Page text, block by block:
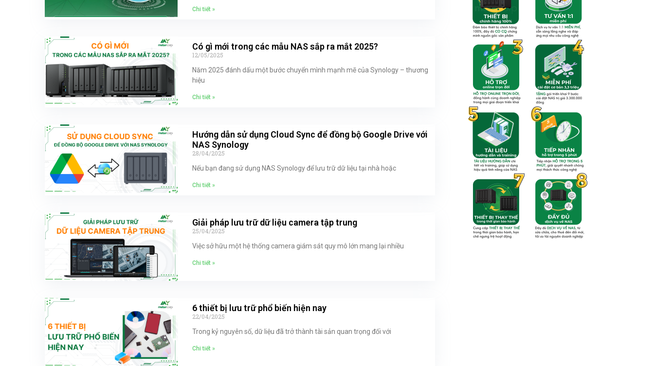
Chi tiết »
Có gì mới trong các mẫu NAS sắp ra mắt 2025?
12/05/2025
Năm 2025 đánh dấu một bước chuyển mình mạnh mẽ của Synology – thương
hiệu
Chi tiết »
Hướng dẫn sử dụng Cloud Sync để đồng bộ Google Drive với
NAS Synology
28/04/2025
Nếu bạn đang sử dụng NAS Synology để lưu trữ dữ liệu tại nhà hoặc
Chi tiết »
Giải pháp lưu trữ dữ liệu camera tập trung
25/04/2025
Việc sở hữu một hệ thống camera giám sát quy mô lớn mang lại nhiều
Chi tiết »
6 thiết bị lưu trữ phổ biến hiện nay
22/04/2025
Trong kỷ nguyên số, dữ liệu đã trở thành tài sản quan trọng đối với
Chi tiết »